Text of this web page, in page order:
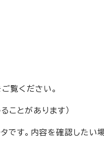
覧ください。
ことがあります）
です。内容を確認した